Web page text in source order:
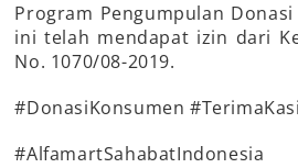
Program Pengumpulan
ini telah mendapat izin dari
No. 1070/08-2019.
#DonasiKonsumen
#AlfamartSahabatIndonesia